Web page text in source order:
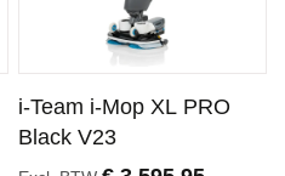
i-Team i-Mop XL PRO
Black V23